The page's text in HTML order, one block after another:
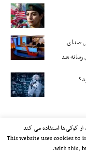
صدای
رسانه شد
از کوکی‌ها استفاده می کند
This website uses cookies to
with this,